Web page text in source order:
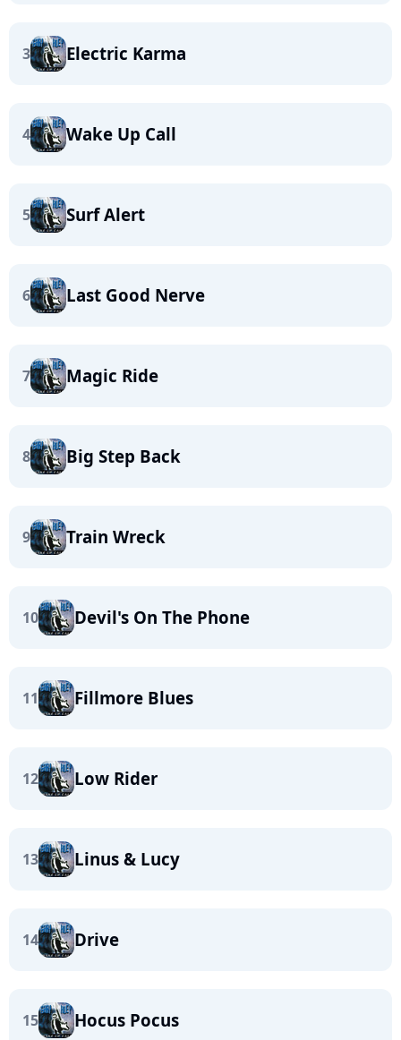
3 Electric Karma
4 Wake Up Call
5 Surf Alert
6 Last Good Nerve
7 Magic Ride
8 Big Step Back
9 Train Wreck
10 Devil's On The Phone
11 Fillmore Blues
12 Low Rider
13 Linus & Lucy
14 Drive
15 Hocus Pocus